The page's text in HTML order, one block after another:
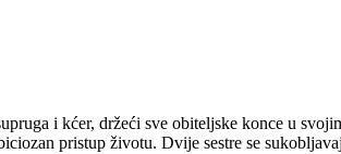
i kćer, držeći sve obiteljske konce u
pristup životu. Dvije sestre se